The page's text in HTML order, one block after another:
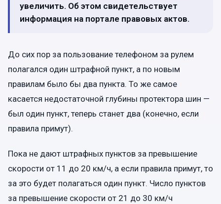
увеличить. Об этом свидетельствует
информация на портале правовых актов.
До сих пор за пользование телефоном за рулем
полагался один штрафной пункт, а по новым
правилам было бы два пункта. То же самое
касается недостаточной глубины протектора шин —
был один пункт, теперь станет два (конечно, если
правила примут).
Пока не дают штрафных пунктов за превышение
скорости от 11 до 20 км/ч, а если правила примут, то
за это будет полагаться один пункт. Число пунктов
за превышение скорости от 21 до 30 км/ч